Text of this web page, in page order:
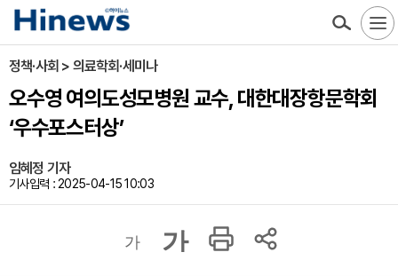
정책·사회 > 의료학회·세미나
오수영 여의도성모병원 교수, 대한대장항문학회
‘우수포스터상’
임혜정 기자
기사입력 : 2025-04-15 10:03
가 가